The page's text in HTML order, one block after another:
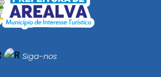
Siga-nos